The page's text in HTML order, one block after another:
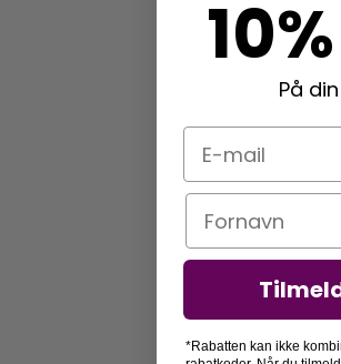
På
E-mail
Navn
*Rabatten kan ikke